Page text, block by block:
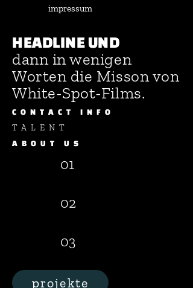
impressum ​
HEADLINE UND
dann in wenigen
Worten die Misson von
White-Spot-Films.
CONTACT INFO
TALENT
ABOUT US
01
02
03
projekte